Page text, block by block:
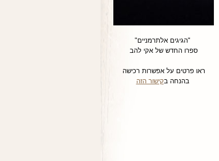
"הגיגים אלתרמניים"
ספרו החדש של אקי להב
ראו פרטים על אפשרות רכישה
בהנחה בקישור הזה